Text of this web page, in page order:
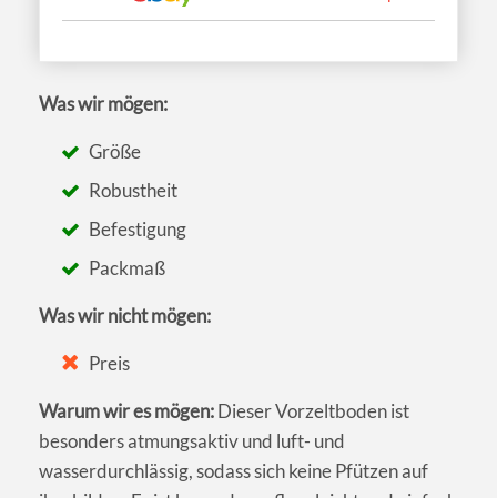
Was wir mögen:
Größe
Robustheit
Befestigung
Packmaß
Was wir nicht mögen:
Preis
Warum wir es mögen:Dieser Vorzeltboden ist
besonders atmungsaktiv und luft- und
wasserdurchlässig, sodass sich keine Pfützen auf